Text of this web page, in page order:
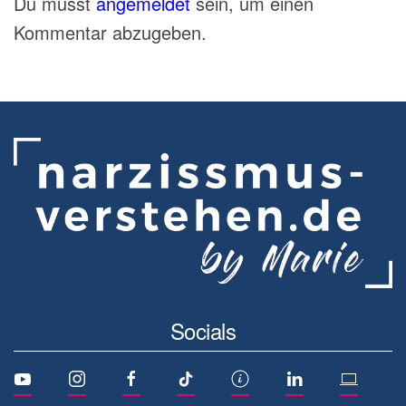
Kommentar abzugeben.
Socials